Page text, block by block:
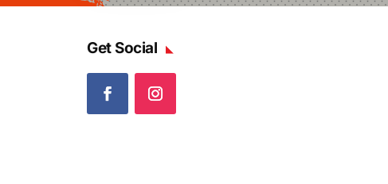
Get Social